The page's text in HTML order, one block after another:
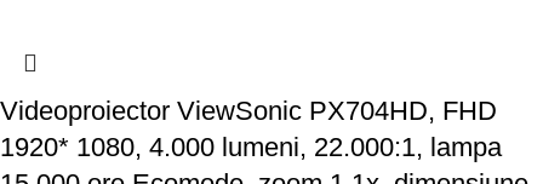
Videoproiector ViewSonic PX704HD, FHD
1920* 1080, 4.000 lumeni, 22.000:1, lampa